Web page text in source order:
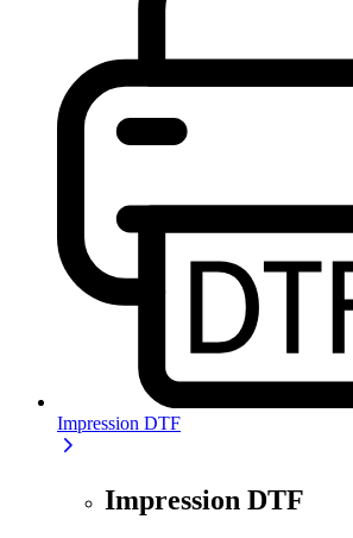
Impression DTF
Impression DTF